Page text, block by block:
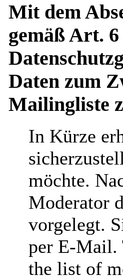
Mit dem
gemäß Art.
Daten zum
Mailingliste
In Kürze
möchte.
Moderator
vorgelegt.
per E-Mail.
the list of